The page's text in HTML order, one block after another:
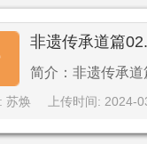
非遗传承道篇
简介：非遗传承道
苏焕 上传时间: 2024-